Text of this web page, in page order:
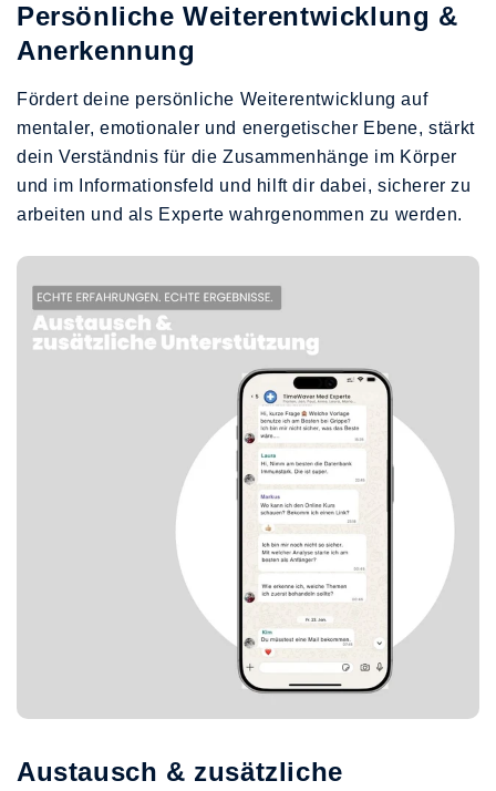
Persönliche Weiterentwicklung &
Anerkennung
Fördert deine persönliche Weiterentwicklung auf
mentaler, emotionaler und energetischer Ebene, stärkt
dein Verständnis für die Zusammenhänge im Körper
und im Informationsfeld und hilft dir dabei, sicherer zu
arbeiten und als Experte wahrgenommen zu werden.
Austausch & zusätzliche